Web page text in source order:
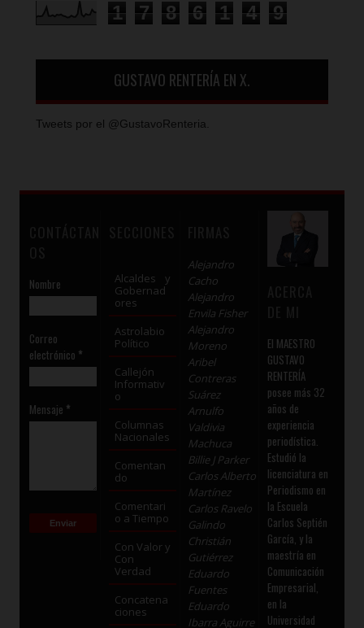
1 7 8 6 1 4 9
GUSTAVO RENTERÍA EN X.
Tweets por el @GustavoRenteria.
Nombre
Correo
electrónico *
Mensaje *
Alcaldes y
Gobernad
ores
Astrolabio
Político
Callejón
Informativ
o
Columnas
Nacionales
Comentan
do
Comentari
o a Tiempo
Con Valor y
Con
Verdad
Concatena
ciones
Alejandro
Cacho
Alejandro
Envila Fisher
Alejandro
Moreno
Aribel
Contreras
Suárez
Arnulfo
Valdivia
Machuca
Billie J Parker
Carlos Alberto
Martínez
Carlos Ravelo
Galindo
Christián
Gutiérrez
Eduardo
Fuentes
Eduardo
Ibarra Aguirre
El MAESTRO
GUSTAVO
RENTERÍA
posee más 32
años de
experiencia
periodística.
Estudió la
licenciatura en
Periodismo en
la Escuela
Carlos Septién
García, y la
maestría en
Comunicación
Empresarial,
en la
Universidad